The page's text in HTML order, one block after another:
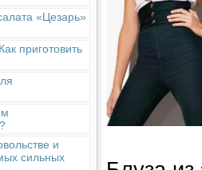
«Цезарь»
приготовить
и
сильных